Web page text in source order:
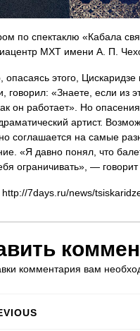
по спектаклю «Кабала
МХТ имени А. П.
опасаясь этого,
говорил: «Знаете, если из
он работает». Но
артист.
соглашается на самые
«Я давно понял, что
ограничивать», —
http://7days.ru/news/
комментария вам